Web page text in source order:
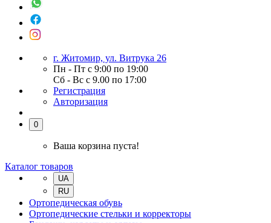
г. Житомир, ул. Витрука 26
Пн - Пт с 9:00 по 19:00
Сб - Вс с 9.00 по 17:00
Регистрация
Авторизация
0
Ваша корзина пуста!
Каталог товаров
UA
RU
Ортопедическая обувь
Ортопедические стельки и корректоры